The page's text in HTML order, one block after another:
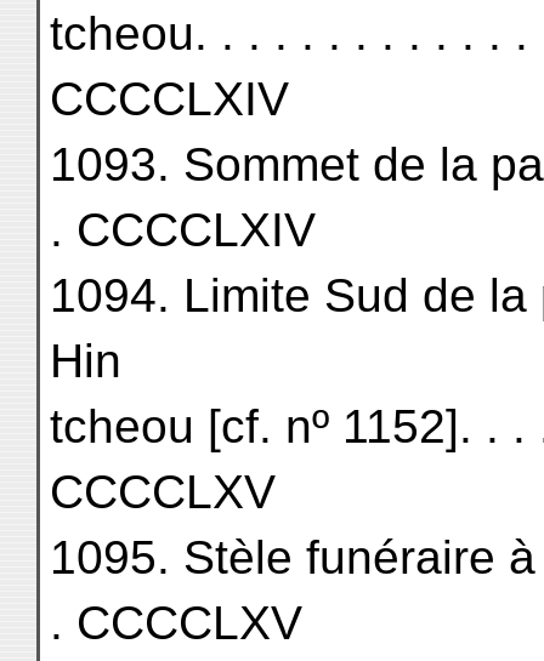
tcheou. . . . . . . . . . . .
CCCCLXIV
1093. Sommet de la
. CCCCLXIV
1094. Limite Sud de
Hin
tcheou [cf. nº 1152]. .
CCCCLXV
1095. Stèle funéraire
. CCCCLXV